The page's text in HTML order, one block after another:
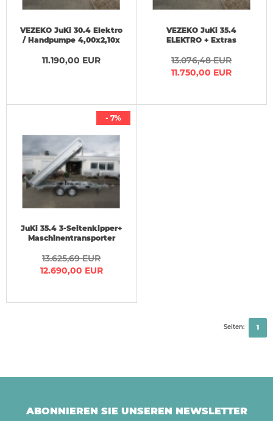
VEZEKO JuKi 30.4 Elektro
/ Handpumpe 4,00x2,10x
11.190,00 EUR
VEZEKO JuKi 35.4
ELEKTRO + Extras
4,00x2,10x0,35m
13.076,48 EUR
11.750,00 EUR
JuKi 35.4 3-Seitenkipper+
Maschinentransporter
3,5t VORRAT
13.625,69 EUR
12.690,00 EUR
- 7%
Seiten: 1
ABONNIEREN SIE UNSEREN NEWSLETTER